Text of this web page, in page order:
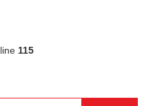
115